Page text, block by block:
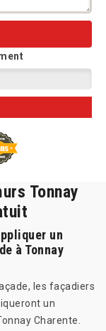
Tonnay
un
à Tonnay
les façadiers
un
Charente.